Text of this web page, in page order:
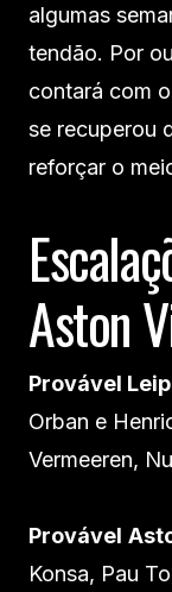
algumas
tendão. Por
contará com
se recuperou
reforçar o
Aston
Provável
Orban e
Vermeeren,
Provável
Konsa, Pau